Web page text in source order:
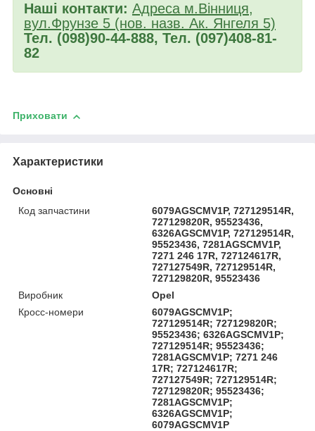
Наші контакти: Адреса м.Вінниця,
вул.Фрунзе 5 (нов. назв. Ак. Янгеля 5)
Тел. (098)90-44-888, Тел. (097)408-81-
82
Приховати
Характеристики
Основні
Код запчастини
6079AGSCMV1P, 727129514R,
727129820R, 95523436,
6326AGSCMV1P, 727129514R,
95523436, 7281AGSCMV1P,
7271 246 17R, 727124617R,
727127549R, 727129514R,
727129820R, 95523436
Виробник
Opel
Кросс-номери
6079AGSCMV1P;
727129514R; 727129820R;
95523436; 6326AGSCMV1P;
727129514R; 95523436;
7281AGSCMV1P; 7271 246
17R; 727124617R;
727127549R; 727129514R;
727129820R; 95523436;
7281AGSCMV1P;
6326AGSCMV1P;
6079AGSCMV1P